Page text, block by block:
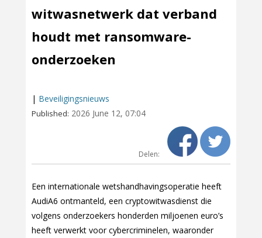
witwasnetwerk dat verband
houdt met ransomware-
onderzoeken
| Beveiligingsnieuws
Published: 2026 June 12, 07:04
Delen:
Een internationale wetshandhavingsoperatie heeft
AudiA6 ontmanteld, een cryptowitwasdienst die
volgens onderzoekers honderden miljoenen euro’s
heeft verwerkt voor cybercriminelen, waaronder